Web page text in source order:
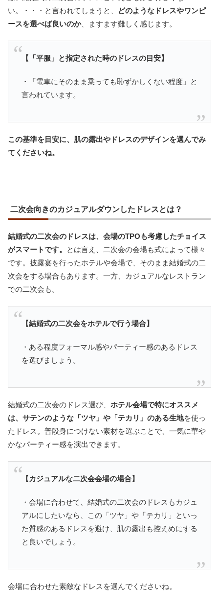
い。・・・と言われてしまうと、
どのようなドレスやワンピ
ースを選べば良いのか、ますます難しく感じます。
【「平服」と指定された時のドレスの目安】
・「電車にそのまま乗っても恥ずかしくない程度」と
言われています。
この基準を目安に、肌の露出やドレスのデザインを選んでみ
てくださいね。
二次会向きのカジュアルダウンしたドレスとは？
結婚式の二次会のドレスは、会場のTPOも考慮したチョイス
がスマートです。
とは言え、二次会の会場も式によって様々
です。披露宴を行ったホテルや会場で、そのまま結婚式の二
次会をする場合もあります。一方、カジュアルなレストラン
での二次会も。
【結婚式の二次会をホテルで行う場合】
・ある程度フォーマル感やパーティー感のあるドレス
を選びましょう。
結婚式の二次会のドレス選び、 ホテル会場で特にオススメ
は、サテンのような「ツヤ」や「テカリ」のある生地を使っ
たドレス。普段身につけない素材を選ぶことで、一気に華や
かなパーティー感を演出できます。
【カジュアルな二次会会場の場合】
・会場に合わせて、結婚式の二次会のドレスもカジュ
アルにしたいなら、この「ツヤ」や「テカリ」といっ
た質感のあるドレスを避け、肌の露出も控えめにする
と良いでしょう。
会場に合わせた素敵なドレスを選んでくださいね。